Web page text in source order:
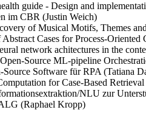
guide - Design and
im CBR (Justin Weich)
of Musical Motifs, Themes
Cases for Process-
network achitectures in the
Source ML-pipeline
Source Software für RPA (Tatiana
for Case-Based
NLU zur
(Raphael Kropp)